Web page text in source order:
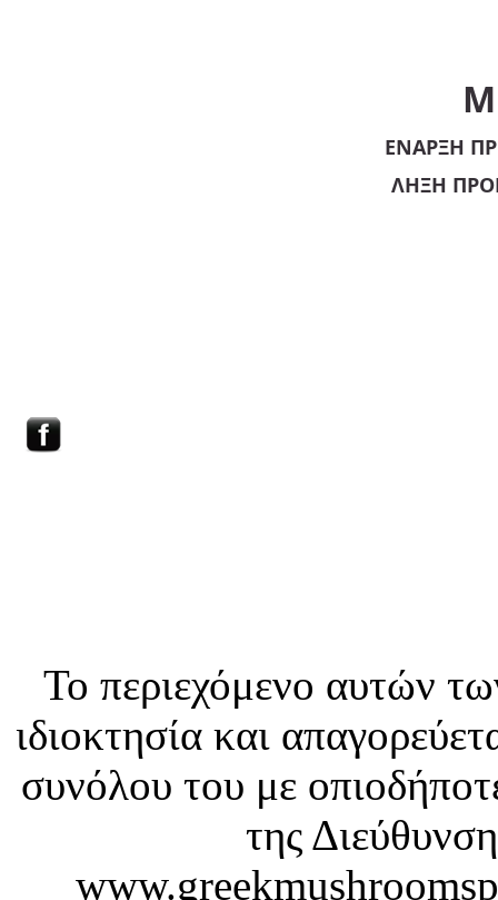
ΕΝΑΡΞΗ
ΛΗΞΗ
Το περιεχόμενο αυτών
ιδιοκτησία και
συνόλου του με
της